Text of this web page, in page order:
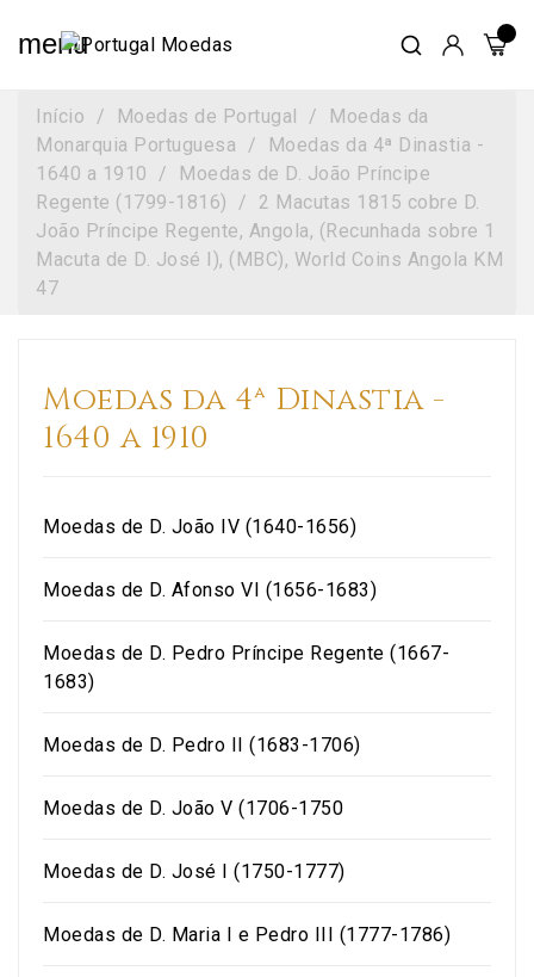
menu
Início Moedas de Portugal
Moedas da
Monarquia Portuguesa
Moedas da 4ª Dinastia -
1640 a 1910
Moedas de D. João Príncipe
Regente (1799-1816)
2 Macutas 1815 cobre D.
João Príncipe Regente, Angola, (Recunhada sobre 1
Macuta de D. José I), (MBC), World Coins Angola KM
47
Moedas da 4ª Dinastia -
1640 a 1910
Moedas de D. João IV (1640-1656)
Moedas de D. Afonso VI (1656-1683)
Moedas de D. Pedro Príncipe Regente (1667-
1683)
Moedas de D. Pedro II (1683-1706)
Moedas de D. João V (1706-1750
Moedas de D. José I (1750-1777)
Moedas de D. Maria I e Pedro III (1777-1786)